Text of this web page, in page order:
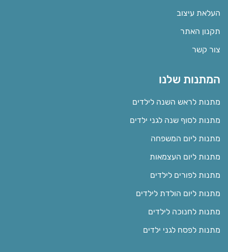
העלאת עיצוב
תקנון האתר
צור קשר
המתנות שלנו
מתנות לראש השנה לילדים
מתנות לסוף שנה לגני ילדים
מתנות ליום המשפחה
מתנות ליום העצמאות
מתנות לפורים לילדים
מתנות ליום הולדת לילדים
מתנות לחנוכה לילדים
מתנות לפסח לגני ילדים